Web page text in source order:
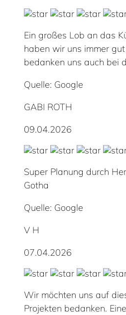
Ein großes Lob an das
haben wir uns immer
bedanken uns auch bei
Quelle: Google
GABI ROTH
09.04.2026
Super Planung durch
Gotha
Quelle: Google
V H
07.04.2026
Wir möchten uns auf
Projekten bedanken.